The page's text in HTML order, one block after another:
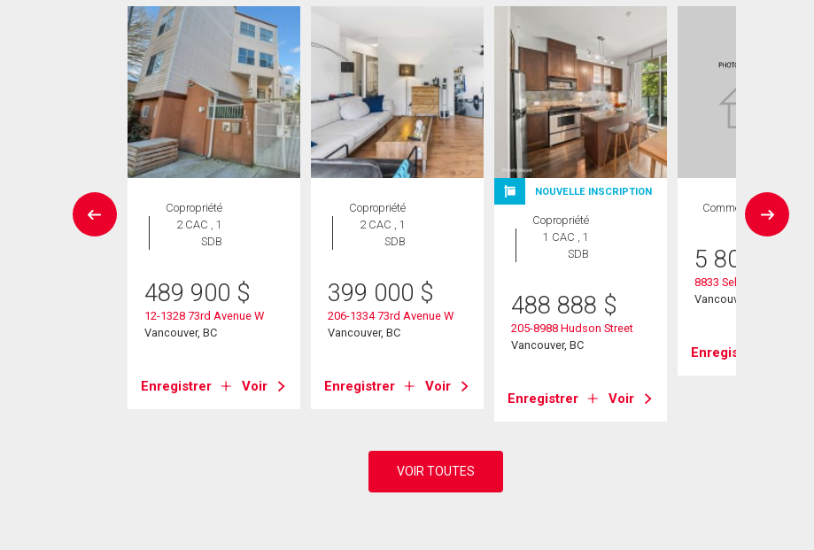
Copropriété
2 CAC , 1
SDB
489 900 $
12-1328 73rd Avenue W
Vancouver, BC
Enregistrer Voir
Copropriété
2 CAC , 1
SDB
399 000 $
206-1334 73rd Avenue W
Vancouver, BC
Enregistrer Voir
NOUVELLE INSCRIPTION
Copropriété
1 CAC , 1
SDB
488 888 $
205-8988 Hudson Street
Vancouver, BC
Enregistrer Voir
Commercial
5 800 000
8833 Selkirk Street
Vancouver, BC
Enregistrer